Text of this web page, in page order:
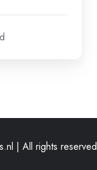
| All rights reserved